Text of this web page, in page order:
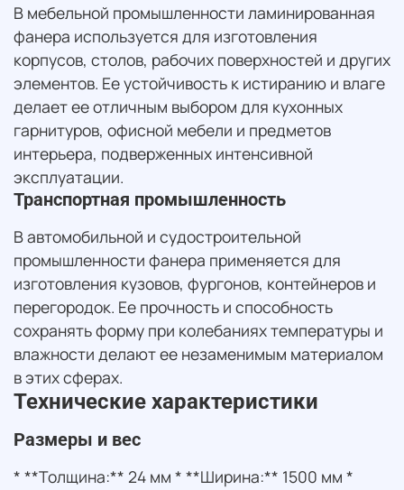
В мебельной промышленности ламинированная
фанера используется для изготовления
корпусов, столов, рабочих поверхностей и других
элементов. Ее устойчивость к истиранию и влаге
делает ее отличным выбором для кухонных
гарнитуров, офисной мебели и предметов
интерьера, подверженных интенсивной
эксплуатации.
Транспортная промышленность
В автомобильной и судостроительной
промышленности фанера применяется для
изготовления кузовов, фургонов, контейнеров и
перегородок. Ее прочность и способность
сохранять форму при колебаниях температуры и
влажности делают ее незаменимым материалом
в этих сферах.
Технические характеристики
Размеры и вес
* **Толщина:** 24 мм * **Ширина:** 1500 мм *